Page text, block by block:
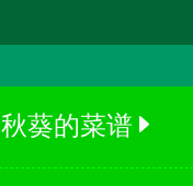
秋葵的菜谱